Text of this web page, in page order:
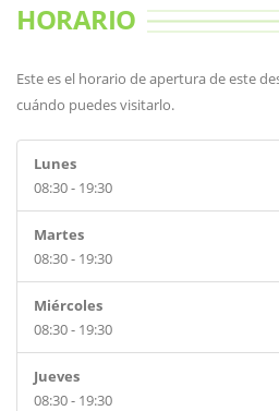
HORARIO
Este es el horario de apertura de este
cuándo puedes visitarlo.
Lunes
08:30 - 19:30
Martes
08:30 - 19:30
Miércoles
08:30 - 19:30
Jueves
08:30 - 19:30